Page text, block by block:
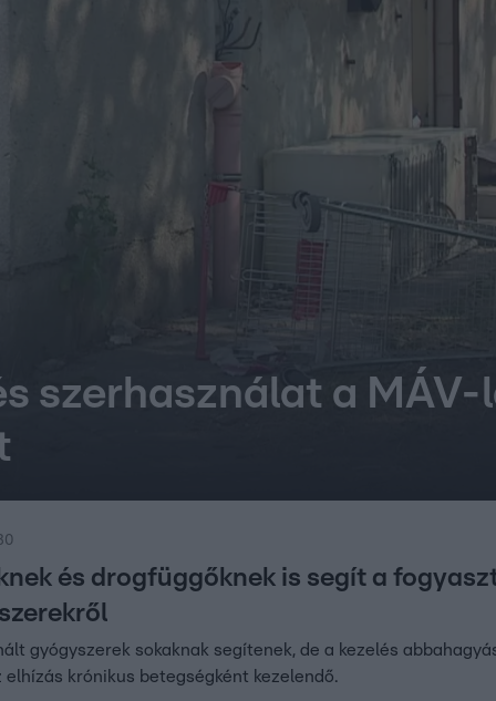
szerhasználat a
és drogfüggőknek is segít a
gyógyszerek sokaknak segítenek, de a kezelés
elhízás krónikus betegségként kezelendő.